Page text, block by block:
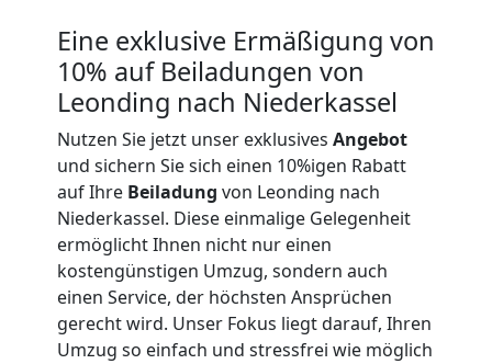
Eine exklusive Ermäßigung von
10% auf Beiladungen von
Leonding nach Niederkassel
Nutzen Sie jetzt unser exklusives Angebot
und sichern Sie sich einen 10%igen Rabatt
auf Ihre Beiladung von Leonding nach
Niederkassel. Diese einmalige Gelegenheit
ermöglicht Ihnen nicht nur einen
kostengünstigen Umzug, sondern auch
einen Service, der höchsten Ansprüchen
gerecht wird. Unser Fokus liegt darauf, Ihren
Umzug so einfach und stressfrei wie möglich
Tragehilfe
Leonding
Kleiner
Umzug
Leonding